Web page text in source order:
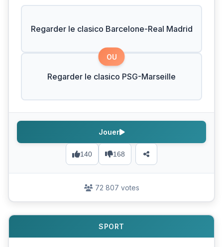
Regarder le clasico Barcelone-Real Madrid
OU
Regarder le clasico PSG-Marseille
140 168
Jouer
72 807 votes
SPORT